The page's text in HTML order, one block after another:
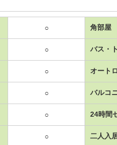
○ 角部屋
○ バス・
○ オート
○ バルコ
○ 24時間
○ 二人入